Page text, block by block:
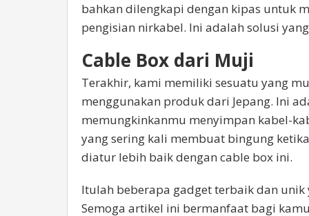
bahkan dilengkapi dengan kipas untuk
pengisian nirkabel. Ini adalah solusi
Cable Box dari Muji
Terakhir, kami memiliki sesuatu yang
menggunakan produk dari Jepang. Ini
memungkinkanmu menyimpan kabel-
yang sering kali membuat bingung
diatur lebih baik dengan cable box ini.
Itulah beberapa gadget terbaik dan
Semoga artikel ini bermanfaat bagi